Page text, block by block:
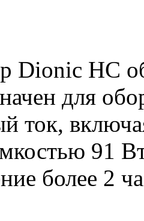
Dionic HC
для
ток,
91
более 2